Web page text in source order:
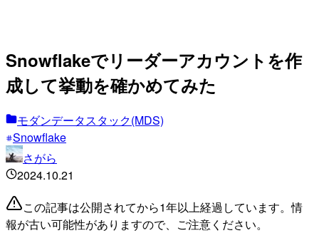
Snowflakeでリーダーアカウントを作
成して挙動を確かめてみた
モダンデータスタック(MDS)
Snowflake
さがら
2024.10.21
この記事は公開されてから1年以上経過しています。情
報が古い可能性がありますので、ご注意ください。